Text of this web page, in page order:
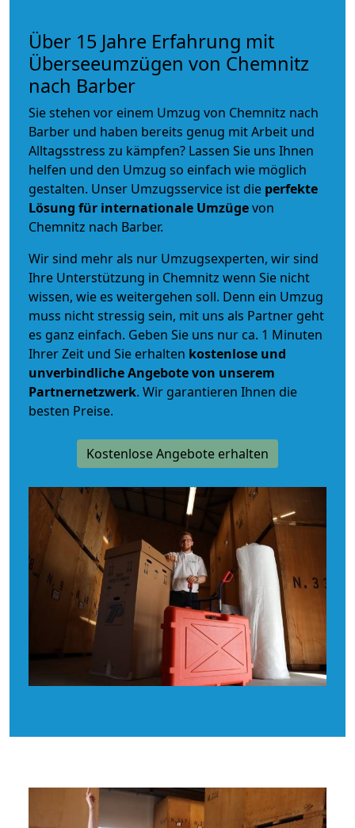
Über 15 Jahre Erfahrung mit
Überseeumzügen von Chemnitz
nach Barber
Sie stehen vor einem Umzug von Chemnitz nach
Barber und haben bereits genug mit Arbeit und
Alltagsstress zu kämpfen? Lassen Sie uns Ihnen
helfen und den Umzug so einfach wie möglich
gestalten. Unser Umzugsservice ist die perfekte
Lösung für internationale Umzügevon
Chemnitz nach Barber.
Wir sind mehr als nur Umzugsexperten, wir sind
Ihre Unterstützung in Chemnitz wenn Sie nicht
wissen, wie es weitergehen soll. Denn ein Umzug
muss nicht stressig sein, mit uns als Partner geht
es ganz einfach. Geben Sie uns nur ca. 1 Minuten
Ihrer Zeit und Sie erhalten kostenlose und
unverbindlicheAngebote von unserem
Partnernetzwerk. Wir garantieren Ihnen die
besten Preise.
Kostenlose Angebote erhalten